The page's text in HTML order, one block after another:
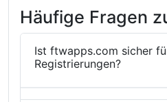
Häufige Fragen
Ist ftwapps.com sicher
Registrierungen?